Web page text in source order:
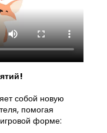
собой новую
помогая
форме: